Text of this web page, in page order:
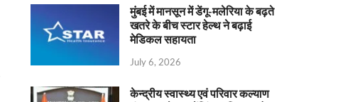
मुंबई में मानसून में डेंगू-मलेरिया के बढ़ते
खतरे के बीच स्टार हेल्थ ने बढ़ाई
मेडिकल सहायता
July 6, 2026
केन्‍द्रीय स्वास्थ्य एवं परिवार कल्याण